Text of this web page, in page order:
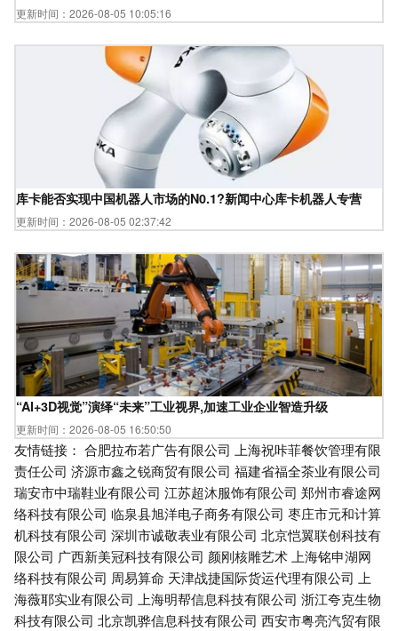
更新时间：2026-08-05 10:05:16
库卡能否实现中国机器人市场的N0.1?新闻中心库卡机器人专营
更新时间：2026-08-05 02:37:42
“AI+3D视觉”演绎“未来”工业视界,加速工业企业智造升级
更新时间：2026-08-05 16:50:50
友情链接： 合肥拉布若广告有限公司 上海祝咔菲餐饮管理有限
责任公司 济源市鑫之锐商贸有限公司 福建省福全茶业有限公司
瑞安市中瑞鞋业有限公司 江苏超沐服饰有限公司 郑州市睿途网
络科技有限公司 临泉县旭洋电子商务有限公司 枣庄市元和计算
机科技有限公司 深圳市诚敬表业有限公司 北京恺翼联创科技有
限公司 广西新美冠科技有限公司 颜刚核雕艺术 上海铭申湖网
络科技有限公司 周易算命 天津战捷国际货运代理有限公司 上
海薇耶实业有限公司 上海明帮信息科技有限公司 浙江夸克生物
科技有限公司 北京凯骅信息科技有限公司 西安市粤亮汽贸有限